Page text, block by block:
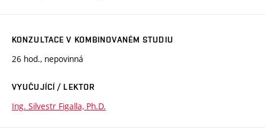
KONZULTACE V KOMBINOVANÉM STUDIU
26 hod., nepovinná
VYUČUJÍCÍ / LEKTOR
Ing. Silvestr Figalla, Ph.D.